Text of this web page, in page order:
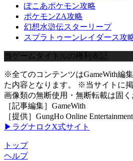
ぽこあポケモン攻略
ポケモンZA攻略
幻想水滸伝スターリープ
スプラトゥーンレイダース攻
当ゲームタイトルの権利表記
※全てのコンテンツはGameWith編
た内容となります。 ※当サイトに掲
画像類の無断使用・無断転載は固く
［記事編集］GameWith
［提供］GungHo Online
▶ラグナロクX式サイト
トップ
ヘルプ